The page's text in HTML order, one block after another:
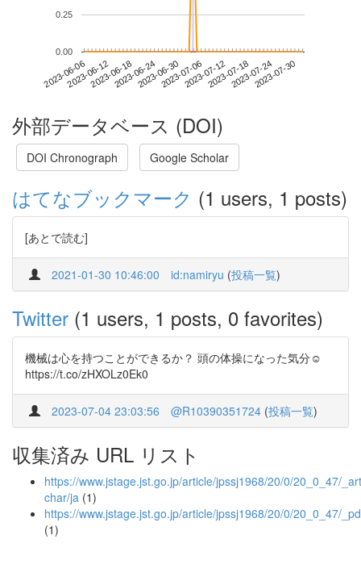
2023-06-062023-06-122023-06-182023-06-242023-06-302023-07-062023-07-122023-07-182023-07-242023-07-30
0.00
0.25
外部データベース (DOI)
DOI Chronograph Google Scholar
はてなブックマーク (1 users, 1 posts)
[あとで読む]
2021-01-30 10:46:00 id:namiryu (投稿一覧)
Twitter (1 users, 1 posts, 0 favorites)
機械は心を持つことができるか？ 頭の体操になった気分☺️
https://t.co/zHXOLz0Ek0
2023-07-04 23:03:56 @R10390351724 (投稿一覧)
収集済み URL リスト
https://www.jstage.jst.go.jp/article/jpssj1968/20/0/20_0_47/
char/ja (1)
https://www.jstage.jst.go.jp/article/jpssj1968/20/0/20_0_47/
(1)